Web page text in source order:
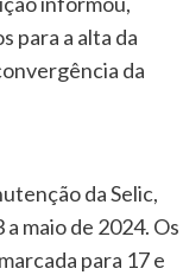
para a alta da
da
da Selic,
maio de 2024. Os
para 17 e